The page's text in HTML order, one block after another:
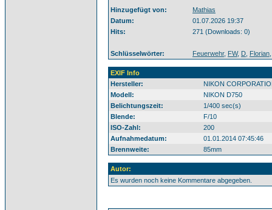
Hinzugefügt von:
Mathias
Datum:
01.07.2026 19:37
Hits:
271 (Downloads: 0)
Schlüsselwörter: Feuerwehr, FW, D Florian
EXIF Info
Hersteller:
NIKON
Modell:
NIKON D750
Belichtungszeit:
1/400 sec(s)
Blende:
F/10
ISO-Zahl:
200
Aufnahmedatum:
01.01.2014 07:45:46
Brennweite:
85mm
Autor:
Es wurden noch keine Kommentare abgegeben.